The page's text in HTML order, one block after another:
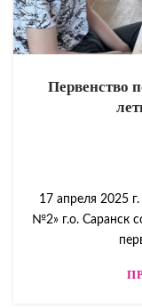
Первенство
17 апреля 2025
№2» г.о. Саранск